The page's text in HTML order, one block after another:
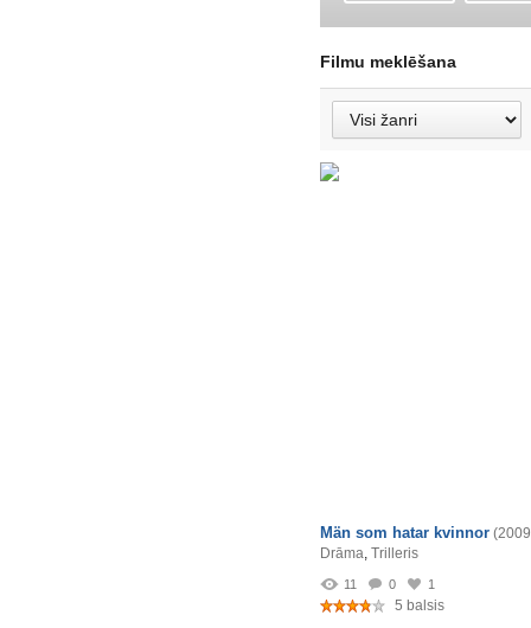
Filmu meklēšana
Män som hatar kvinnor
Drāma, Trilleris
11 0 1
5 balsis